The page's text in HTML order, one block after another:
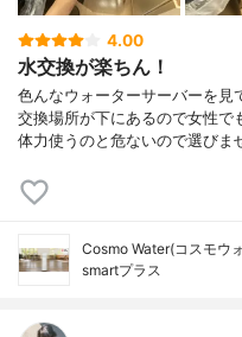
4.00
水交換が楽ちん！
色んなウォーターサーバーを見
交換場所が下にあるので女性で
体力使うのと危ないので選びま
Cosmo Water(コスモウ
smartプラス